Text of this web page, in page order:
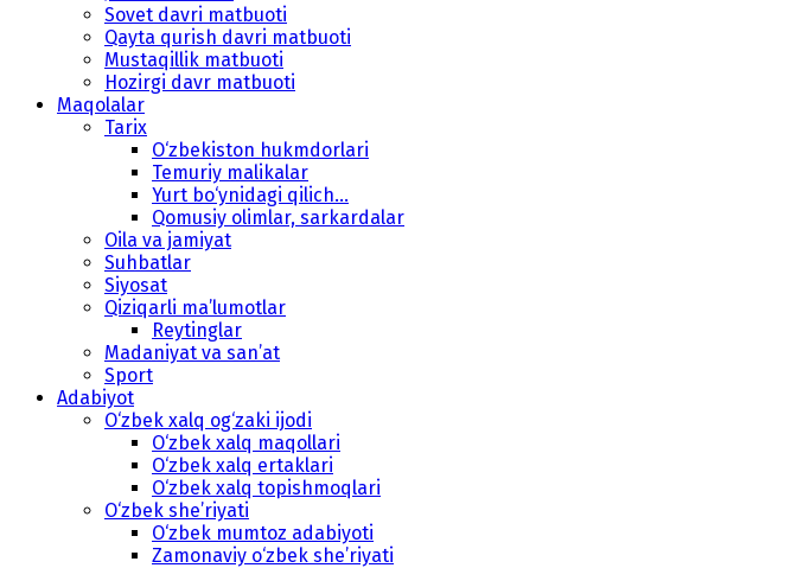
Sovet davri matbuoti
Qayta qurish davri matbuoti
Mustaqillik matbuoti
Hozirgi davr matbuoti
Maqolalar
Tarix
O‘zbekiston hukmdorlari
Temuriy malikalar
Yurt bo‘ynidagi qilich...
Qomusiy olimlar, sarkardalar
Oila va jamiyat
Suhbatlar
Siyosat
Qiziqarli ma’lumotlar
Reytinglar
Madaniyat va san’at
Sport
Adabiyot
O‘zbek xalq og‘zaki ijodi
O‘zbek xalq maqollari
O‘zbek xalq ertaklari
O‘zbek xalq topishmoqlari
O‘zbek she’riyati
O‘zbek mumtoz adabiyoti
Zamonaviy o‘zbek she’riyati